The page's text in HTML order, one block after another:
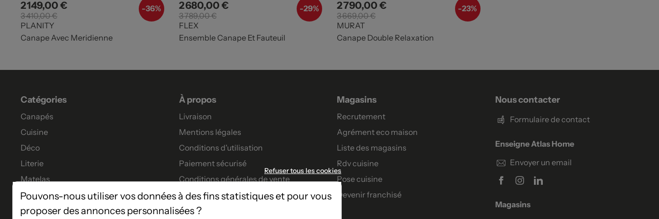
-36%
Prix
2 149,00 €Prix de base
3 410,00 €
PLANITY
Canape Avec Meridienne
-29%
Prix
2 680,00 €Prix de base
3 789,00 €
FLEX
Ensemble Canape Et Fauteuil
-23%
Prix
2 790,00 €Prix de base
3 669,00 €
MURAT
Canape Double Relaxation
Catégories
Canapés
Cuisine
Déco
Literie
Matelas
Meubles
Tables à manger
À propos
Livraison
Mentions légales
Conditions d'utilisation
Paiement sécurisé
Conditions générales de vente
Garanties
Tous nos partenaires
Magasins
Recrutement
Agrément eco maison
Liste des magasins
Rdv cuisine
Pose cuisine
Devenir franchisé
Nous contacter
Formulaire de contact
Enseigne Atlas Home
Envoyer un email
Magasins
Refuser tous les cookies
Pouvons-nous utiliser vos données à des fins statistiques et pour vous
proposer des annonces personnalisées ?